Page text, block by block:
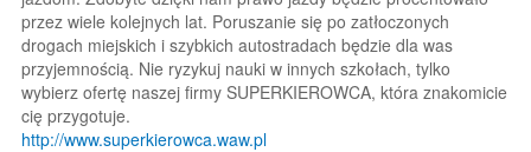
przez wiele kolejnych lat. Poruszanie się po zatłoczonych
drogach miejskich i szybkich autostradach będzie dla was
przyjemnością. Nie ryzykuj nauki w innych szkołach, tylko
wybierz ofertę naszej firmy SUPERKIEROWCA, która znakomicie
cię przygotuje.
http://www.superkierowca.waw.pl